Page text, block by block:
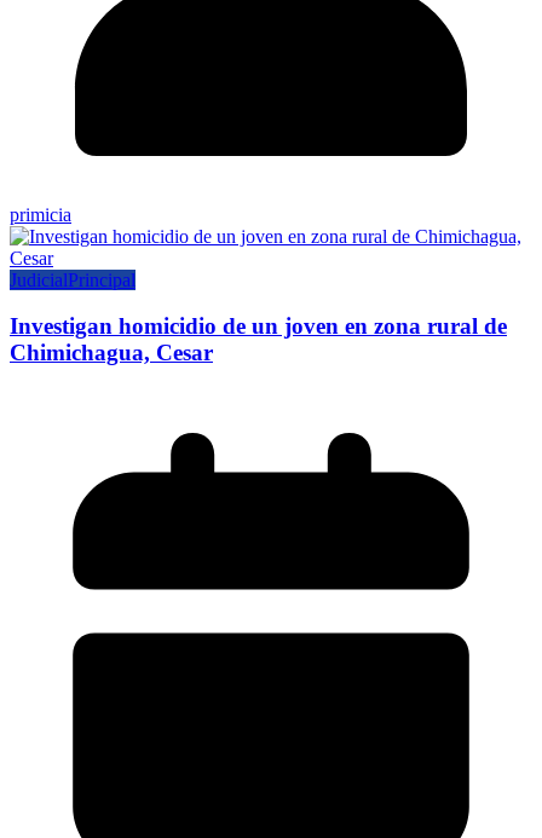
primicia
JudicialPrincipal
Investigan homicidio de un joven en zona rural de
Chimichagua, Cesar